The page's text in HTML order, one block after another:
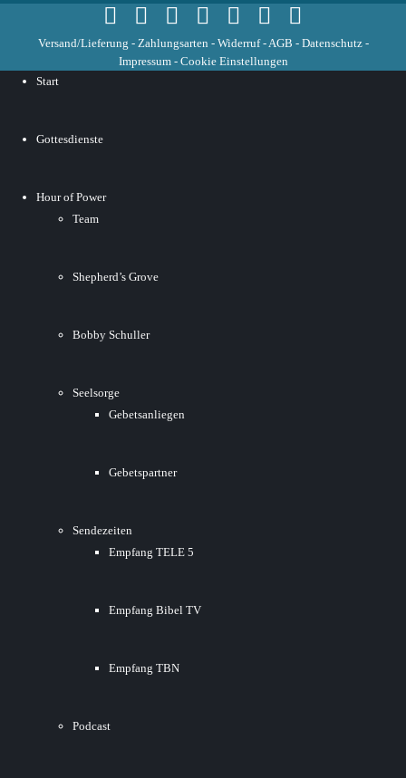
Versand/Lieferung - Zahlungsarten - Widerruf-AGB - Datenschutz-
Impressum- Cookie Einstellungen
Start
Gottesdienste
Hour of Power
Team
Shepherd’s Grove
Bobby Schuller
Seelsorge
Gebetsanliegen
Gebetspartner
Sendezeiten
Empfang TELE 5
Empfang Bibel TV
Empfang TBN
Podcast